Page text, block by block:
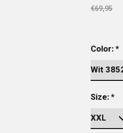
€69,95
Color:*
Size:*